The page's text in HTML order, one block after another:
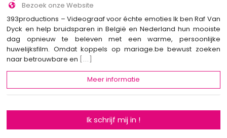
Bezoek onze Website
393productions – Videograaf voor échte emoties Ik ben Raf Van
Dyck en help bruidsparen in België en Nederland hun mooiste
dag opnieuw te beleven met een warme, persoonlijke
huwelijksfilm. Omdat koppels op mariage.be bewust zoeken
naar betrouwbare en [...]
Meer informatie
Ik schrijf mij in !